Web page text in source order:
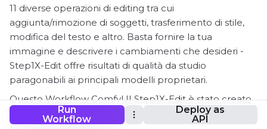
Run
Workflow
Deploy as
API
11 diverse operazioni di editing tra cui
aggiunta/rimozione di soggetti, trasferimento di stile,
modifica del testo e altro. Basta fornire la tua
immagine e descrivere i cambiamenti che desideri -
Step1X-Edit offre risultati di qualità da studio
paragonabili ai principali modelli proprietari.
Questo Workflow ComfyUI Step1X-Edit è stato creato
dal Team Step1X-Image di StepFun. Tutto il merito va